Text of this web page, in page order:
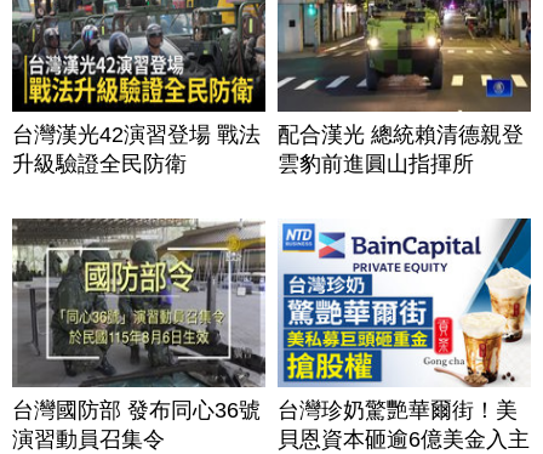
台灣漢光42演習登場 戰法
升級驗證全民防衛
配合漢光 總統賴清德親登
雲豹前進圓山指揮所
台灣國防部 發布同心36號
演習動員召集令
台灣珍奶驚艷華爾街！美
貝恩資本砸逾6億美金入主